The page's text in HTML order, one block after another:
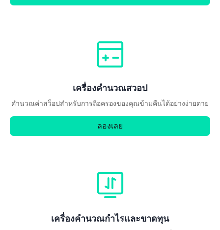
เครื่องคำนวณสวอป
คำนวณค่าสว็อปสำหรับการถือครองของคุณข้ามคืนได้อย่างง่ายดาย
ลองเลย
เครื่องคำนวณกำไรและขาดทุน